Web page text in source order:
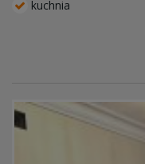
kuchnia